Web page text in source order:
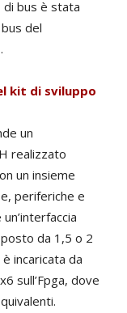
bus è stata
del
kit di sviluppo
un
realizzato
un insieme
periferiche e
da 1,5 o 2
incaricata da
sull’Fpga, dove